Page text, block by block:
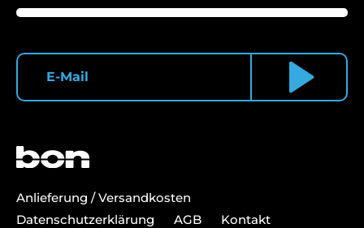
Anlieferung / Versandkosten
Datenschutzerklärung
AGB
Kontakt